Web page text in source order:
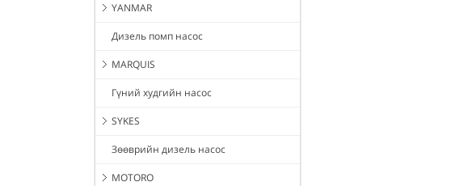
YANMAR
Дизель помп насос
MARQUIS
Гүний худгийн насос
SYKES
Зөөврийн дизель насос
MOTORO